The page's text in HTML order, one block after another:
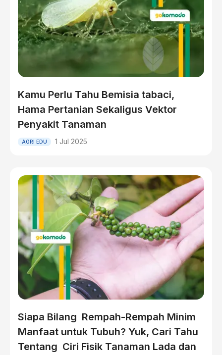
Kamu Perlu Tahu Bemisia tabaci,
Hama Pertanian Sekaligus Vektor
Penyakit Tanaman
AGRI EDU 1 Jul 2025
Siapa Bilang Rempah-Rempah Minim
Manfaat untuk Tubuh? Yuk, Cari Tahu
Tentang Ciri Fisik Tanaman Lada dan